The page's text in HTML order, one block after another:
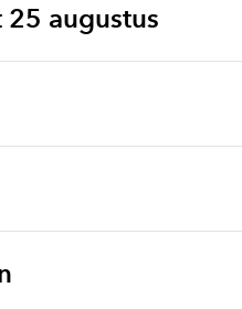
augustus